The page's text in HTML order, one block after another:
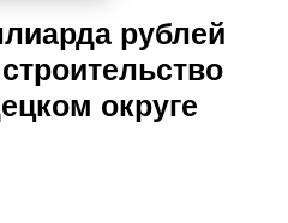
рублей
округе